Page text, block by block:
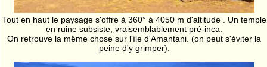
Tout en haut le paysage s'offre à 360° à 4050 m d'altitude . Un temple
en ruine subsiste, vraisemblablement pré-inca.
On retrouve la même chose sur l'île d'Amantani. (on peut s'éviter la
peine d'y grimper).